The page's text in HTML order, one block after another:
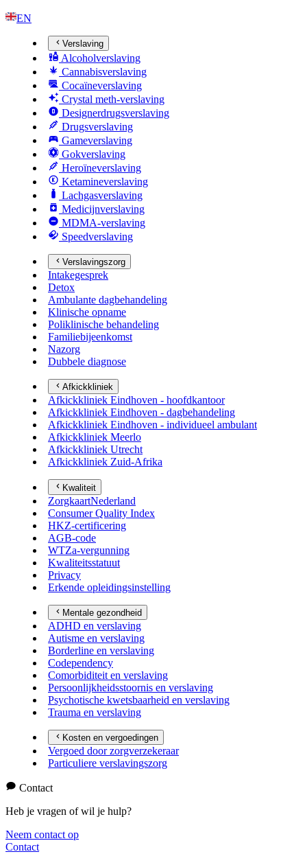
EN
Verslaving
Alcoholverslaving
Cannabisverslaving
Cocaïneverslaving
Crystal meth-verslaving
Designerdrugsverslaving
Drugsverslaving
Gameverslaving
Gokverslaving
Heroïneverslaving
Ketamineverslaving
Lachgasverslaving
Medicijnverslaving
MDMA-verslaving
Speedverslaving
Verslavingszorg
Intakegesprek
Detox
Ambulante dagbehandeling
Klinische opname
Poliklinische behandeling
Familiebijeenkomst
Nazorg
Dubbele diagnose
Afkickkliniek
Afkickkliniek Eindhoven - hoofdkantoor
Afkickkliniek Eindhoven - dagbehandeling
Afkickkliniek Eindhoven - individueel ambulant
Afkickkliniek Meerlo
Afkickkliniek Utrecht
Afkickkliniek Zuid-Afrika
Kwaliteit
ZorgkaartNederland
Consumer Quality Index
HKZ-certificering
AGB-code
WTZa-vergunning
Kwaliteitsstatuut
Privacy
Erkende opleidingsinstelling
Mentale gezondheid
ADHD en verslaving
Autisme en verslaving
Borderline en verslaving
Codependency
Comorbiditeit en verslaving
Persoonlijkheidsstoornis en verslaving
Psychotische kwetsbaarheid en verslaving
Trauma en verslaving
Kosten en vergoedingen
Vergoed door zorgverzekeraar
Particuliere verslavingszorg
Contact
Heb je vragen of wil je hulp?
Neem contact op
Contact